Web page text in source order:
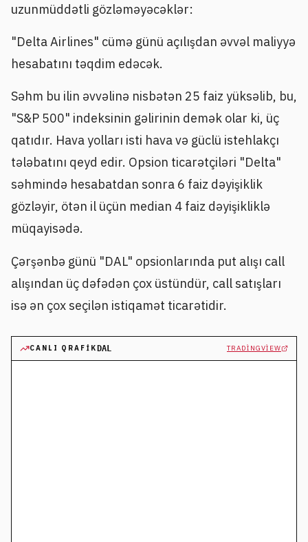
uzunmüddətli gözləməyəcəklər:
"Delta Airlines" cümə günü açılışdan əvvəl maliyyə
hesabatını təqdim edəcək.
Səhm bu ilin əvvəlinə nisbətən 25 faiz yüksəlib, bu,
"S&P 500" indeksinin gəlirinin demək olar ki, üç
qatıdır. Hava yolları isti hava və güclü istehlakçı
tələbatını qeyd edir. Opsion ticarətçiləri "Delta"
səhmində hesabatdan sonra 6 faiz dəyişiklik
gözləyir, ötən il üçün median 4 faiz dəyişikliklə
müqayisədə.
Çərşənbə günü "DAL" opsionlarında put alışı call
alışından üç dəfədən çox üstündür, call satışları
isə ən çox seçilən istiqamət ticarətidir.
CANLI QRAFIK DAL TRADINGVIEW